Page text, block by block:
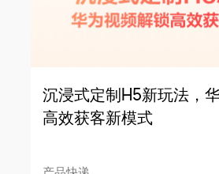
沉浸式定制H5新玩法，
高效获客新模式